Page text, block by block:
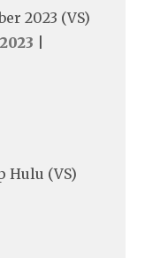
2023 (VS)
Hulu (VS)